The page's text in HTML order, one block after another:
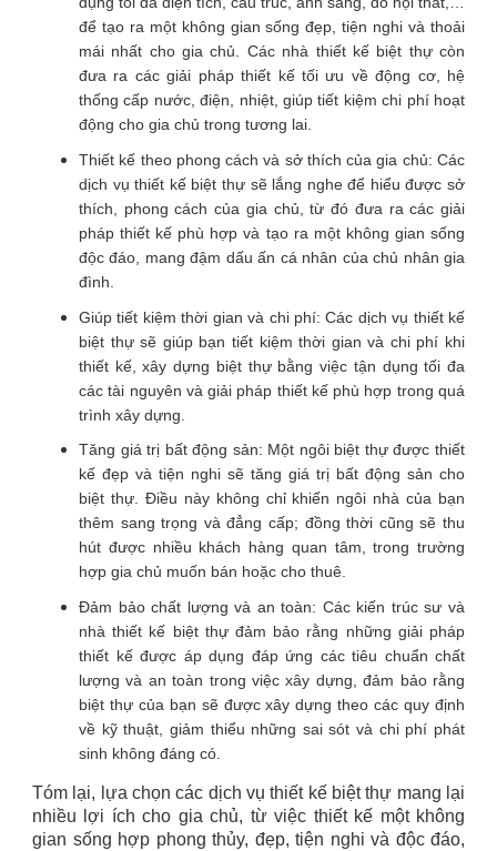
để tạo ra một không gian sống đẹp, tiện nghi và thoải
mái nhất cho gia chủ. Các nhà thiết kế biệt thự còn
đưa ra các giải pháp thiết kế tối ưu về động cơ, hệ
thống cấp nước, điện, nhiệt, giúp tiết kiệm chi phí hoạt
động cho gia chủ trong tương lai.
Thiết kế theo phong cách và sở thích của gia chủ: Các
dịch vụ thiết kế biệt thự sẽ lắng nghe để hiểu được sở
thích, phong cách của gia chủ, từ đó đưa ra các giải
pháp thiết kế phù hợp và tạo ra một không gian sống
độc đáo, mang đậm dấu ấn cá nhân của chủ nhân gia
đình.
Giúp tiết kiệm thời gian và chi phí: Các dịch vụ thiết kế
biệt thự sẽ giúp bạn tiết kiệm thời gian và chi phí khi
thiết kế, xây dựng biệt thự bằng việc tận dụng tối đa
các tài nguyên và giải pháp thiết kế phù hợp trong quá
trình xây dựng.
Tăng giá trị bất động sản: Một ngôi biệt thự được thiết
kế đẹp và tiện nghi sẽ tăng giá trị bất động sản cho
biệt thự. Điều này không chỉ khiến ngôi nhà của bạn
thêm sang trọng và đẳng cấp; đồng thời cũng sẽ thu
hút được nhiều khách hàng quan tâm, trong trường
hợp gia chủ muốn bán hoặc cho thuê.
Đảm bảo chất lượng và an toàn: Các kiến trúc sư và
nhà thiết kế biệt thự đảm bảo rằng những giải pháp
thiết kế được áp dụng đáp ứng các tiêu chuẩn chất
lượng và an toàn trong việc xây dựng, đảm bảo rằng
biệt thự của bạn sẽ được xây dựng theo các quy định
về kỹ thuật, giảm thiểu những sai sót và chi phí phát
sinh không đáng có.
Tóm lại, lựa chọn các dịch vụ thiết kế biệt thự mang lại
nhiều lợi ích cho gia chủ, từ việc thiết kế một không
gian sống hợp phong thủy, đẹp, tiện nghi và độc đáo,